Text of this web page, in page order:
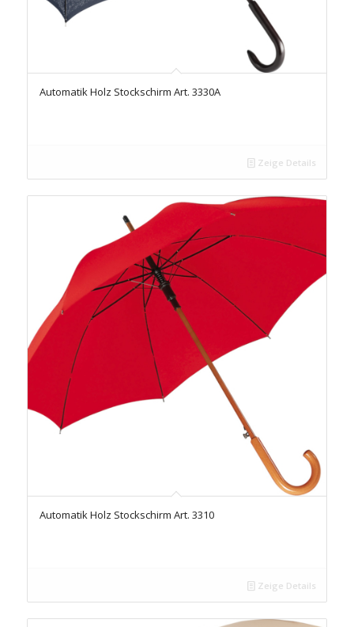
Automatik Holz Stockschirm Art. 3330A
Zeige Details
Automatik Holz Stockschirm Art. 3310
Zeige Details